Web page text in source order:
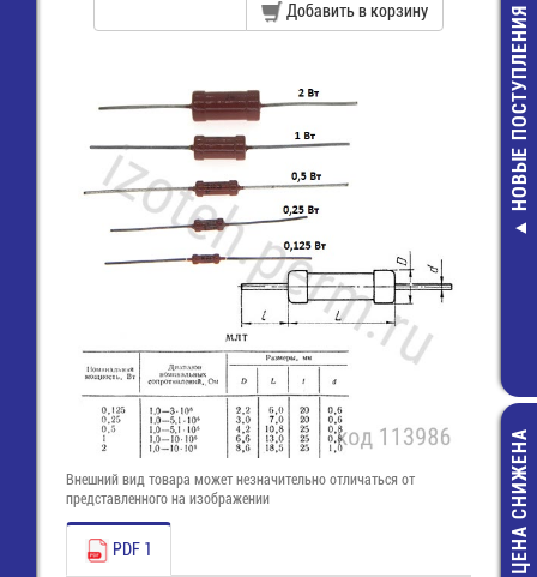
RNBL-2-4
"О" 4,3 мм,
2,5 мм2
НОВЫЕ ПОСТУПЛЕНИЯ
ЦЕНА СНИЖЕНА
Добавить в корзину
Внешний вид товара может незначительно отличаться от
представленного на изображении
PDF 1